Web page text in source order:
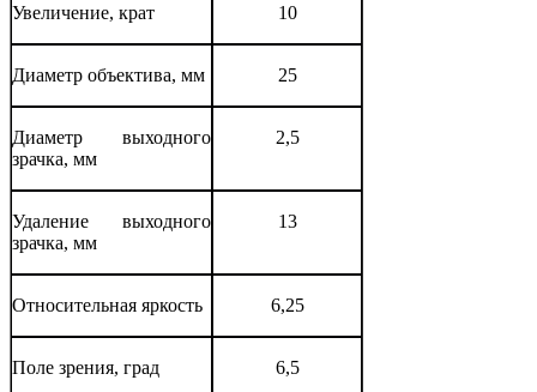
Увеличение, крат 10
Диаметр объектива, мм 25
Диаметр выходного
зрачка, мм
2,5
Удаление выходного
зрачка, мм
13
Относительная яркость 6,25
Поле зрения, град 6,5